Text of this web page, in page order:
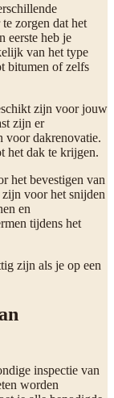
zorgen dat het
eerste heb je
van het type
bitumen of zelfs
zijn voor jouw
zijn er
voor dakrenovatie.
het dak te krijgen.
het bevestigen van
voor het snijden
en
tijdens het
zijn als je op een
inspectie van
worden